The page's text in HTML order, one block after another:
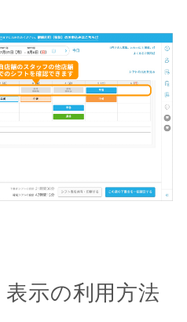
示の利用方法